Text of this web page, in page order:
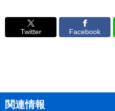
Twitter Facebook
関連情報